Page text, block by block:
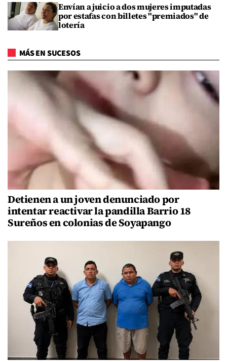
Envían a juicio a dos mujeres imputadas
por estafas con billetes "premiados" de
lotería
MÁS EN SUCESOS
Detienen a un joven denunciado por
intentar reactivar la pandilla Barrio 18
Sureños en colonias de Soyapango